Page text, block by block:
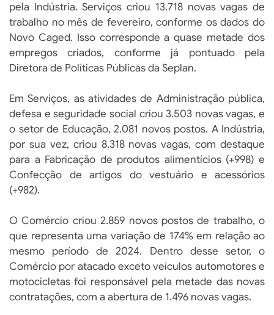
pela Indústria. Serviços criou 13.718 novas vagas de
trabalho no mês de fevereiro, conforme os dados do
Novo Caged. Isso corresponde a quase metade dos
empregos criados, conforme já pontuado pela
Diretora de Políticas Públicas da Seplan.
Em Serviços, as atividades de Administração pública,
defesa e seguridade social criou 3.503 novas vagas, e
o setor de Educação, 2.081 novos postos. A Indústria,
por sua vez, criou 8.318 novas vagas, com destaque
para a Fabricação de produtos alimentícios (+998) e
Confecção de artigos do vestuário e acessórios
(+982).
O Comércio criou 2.859 novos postos de trabalho, o
que representa uma variação de 174% em relação ao
mesmo período de 2024. Dentro desse setor, o
Comércio por atacado exceto veículos automotores e
motocicletas foi responsável pela metade das novas
contratações, com a abertura de 1.496 novas vagas.